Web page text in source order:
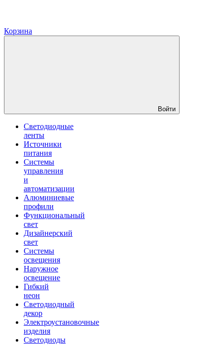
Корзина
Войти
Светодиодные
ленты
Источники
питания
Системы
управления
и
автоматизации
Алюминиевые
профили
Функциональный
свет
Дизайнерский
свет
Системы
освещения
Наружное
освещение
Гибкий
неон
Светодиодный
декор
Электроустановочные
изделия
Светодиоды